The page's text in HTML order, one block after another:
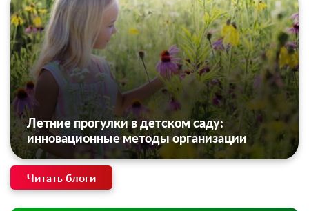
Летние прогулки в детском саду:
инновационные методы организации
Читать блоги